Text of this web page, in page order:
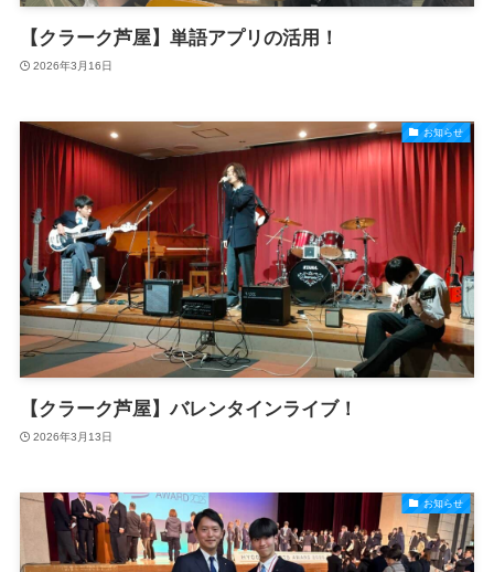
【クラーク芦屋】単語アプリの活用！
2026年3月16日
お知らせ
【クラーク芦屋】バレンタインライブ！
2026年3月13日
お知らせ